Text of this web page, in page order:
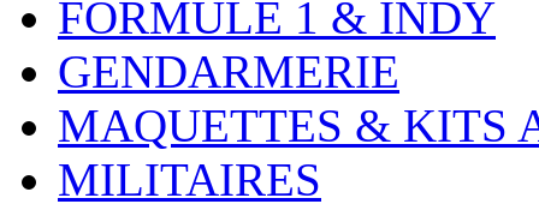
FORMULE 1 & INDY
GENDARMERIE
MAQUETTES & KITS
MILITAIRES